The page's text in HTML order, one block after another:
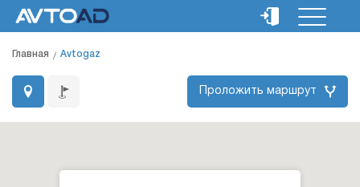
Главная Avtogaz
Проложить маршрут